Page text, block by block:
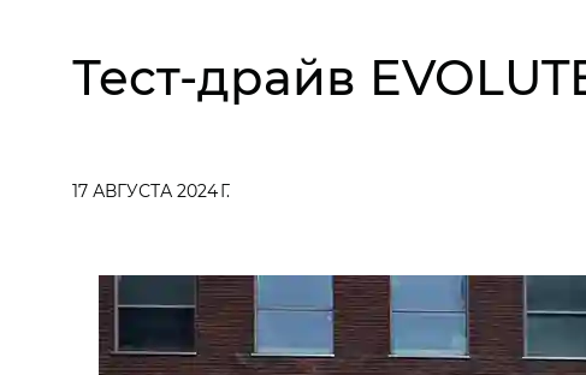
Тест-драйв
17 АВГУСТА 2024 Г.